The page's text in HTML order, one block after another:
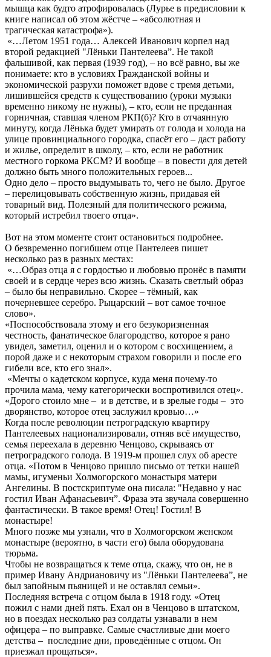
мышца как будто атрофировалась (Лурье в предисловии к
книге написал об этом жёстче – «абсолютная и
трагическая катастрофа»).
«…Летом 1951 года… Алексей Иванович корпел над
второй редакцией "Лёньки Пантелеева”. Не такой
фальшивой, как первая (1939 год), – но всё равно, вы же
понимаете: кто в условиях Гражданской войны и
экономической разрухи поможет вдове с тремя детьми,
лишившейся средств к существованию (уроки музыки
временно никому не нужны), – кто, если не преданная
горничная, ставшая членом РКП(б)? Кто в отчаянную
минуту, когда Лёнька будет умирать от голода и холода на
улице провинциального городка, спасёт его – даст работу
и жилье, определит в школу, – кто, если не работник
местного горкома РКСМ? И вообще – в повести для детей
должно быть много положительных героев...
Одно дело – просто выдумывать то, чего не было. Другое
– перелицовывать собственную жизнь, придавая ей
товарный вид. Полезный для политического режима,
который истребил твоего отца».
Вот на этом моменте стоит остановиться подробнее.
О безвременно погибшем отце Пантелеев пишет
несколько раз в разных местах:
«…Образ отца я с гордостью и любовью пронёс в памяти
своей и в сердце через всю жизнь. Сказать светлый образ
– было бы неправильно. Скорее – тёмный, как
почерневшее серебро. Рыцарский – вот самое точное
слово».
«Поспособствовала этому и его безукоризненная
честность, фанатическое благородство, которое я рано
увидел, заметил, оценил и о котором с восхищением, а
порой даже и с некоторым страхом говорили и после его
гибели все, кто его знал».
«Мечты о кадетском корпусе, куда меня почему-то
прочила мама, чему категорически воспротивился отец».
«Дорого стоило мне – и в детстве, и в зрелые годы – это
дворянство, которое отец заслужил кровью…»
Когда после революции петроградскую квартиру
Пантелеевых национализировали, отняв всё имущество,
семья переехала в деревню Ченцово, скрываясь от
петроградского голода. В 1919-м прошел слух об аресте
отца. «Потом в Ченцово пришло письмо от тетки нашей
мамы, игуменьи Холмогорского монастыря матери
Ангелины. В постскриптуме она писала: "Недавно у нас
гостил Иван Афанасьевич”. Фраза эта звучала совершенно
фантастически. В такое время! Отец! Гостил! В
монастыре!
Много позже мы узнали, что в Холмогорском женском
монастыре (вероятно, в части его) была оборудована
тюрьма.
Чтобы не возвращаться к теме отца, скажу, что он, не в
пример Ивану Андриановичу из "Лёньки Пантелеева”, не
был запойным пьяницей и не оставлял семьи».
Последняя встреча с отцом была в 1918 году. «Отец
пожил с нами дней пять. Ехал он в Ченцово в штатском,
но в поездах несколько раз солдаты узнавали в нем
офицера – по выправке. Самые счастливые дни моего
детства – последние дни, проведённые с отцом. Он
приезжал прощаться».